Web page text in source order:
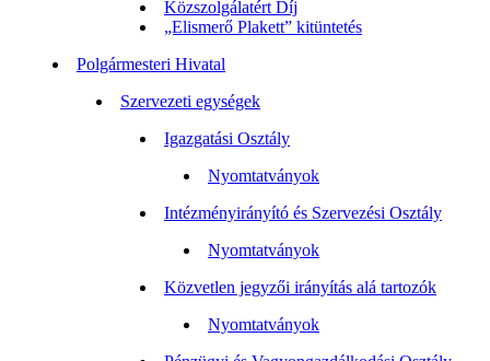
Közszolgálatért Díj
„Elismerő Plakett” kitüntetés
Polgármesteri Hivatal
Szervezeti egységek
Igazgatási Osztály
Nyomtatványok
Intézményirányító és Szervezési Osztály
Nyomtatványok
Közvetlen jegyzői irányítás alá tartozók
Nyomtatványok